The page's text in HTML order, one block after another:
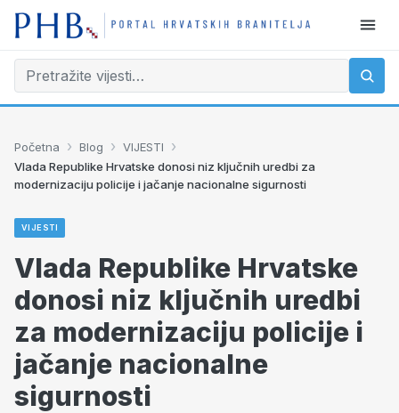
Početna › Blog › VIJESTI ›
Vlada Republike Hrvatske donosi niz ključnih uredbi za
modernizaciju policije i jačanje nacionalne sigurnosti
VIJESTI
Vlada Republike Hrvatske
donosi niz ključnih uredbi
za modernizaciju policije i
jačanje nacionalne
sigurnosti